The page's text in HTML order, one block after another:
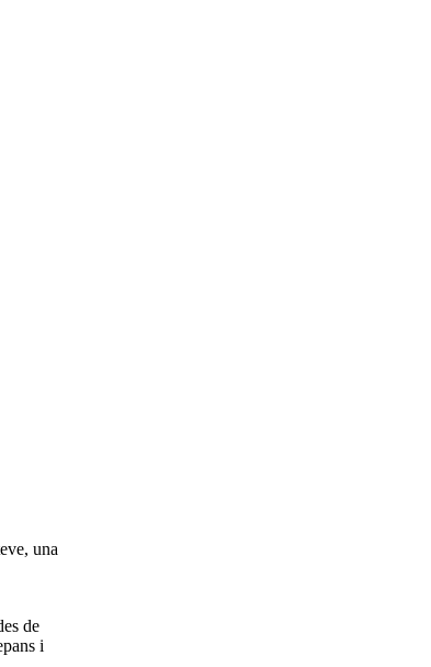
una
de
i